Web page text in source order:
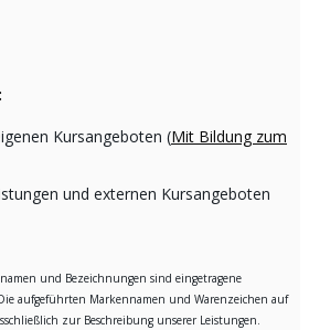
Kursangeboten (Mit Bildung zum
und externen Kursangeboten
und Bezeichnungen sind eingetragene
aufgeführten Markennamen und Warenzeichen auf
zur Beschreibung unserer Leistungen.